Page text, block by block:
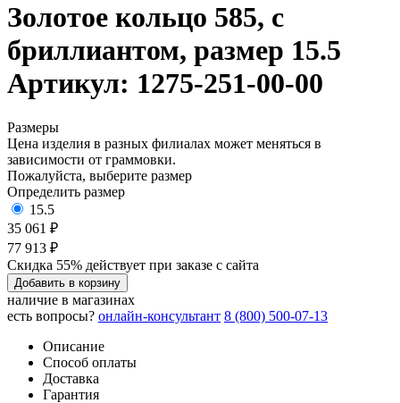
Золотое кольцо 585, с
бриллиантом, размер 15.5
Артикул: 1275-251-00-00
Размеры
Цена изделия в разных филиалах может меняться в
зависимости от граммовки.
Пожалуйста, выберите размер
Определить размер
15.5
35 061 ₽
77 913 ₽
Скидка 55% действует при заказе с сайта
Добавить в корзину
наличие в магазинах
есть вопросы? онлайн-консультант 8 (800) 500-07-13
Описание
Способ оплаты
Доставка
Гарантия